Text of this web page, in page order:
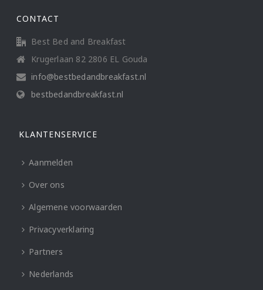
CONTACT
Best Bed and Breakfast
Krugerlaan 82 2806 EL Gouda
info@bestbedandbreakfast.nl
bestbedandbreakfast.nl
KLANTENSERVICE
Aanmelden
Over ons
Algemene voorwaarden
Privacyverklaring
Partners
Nederlands